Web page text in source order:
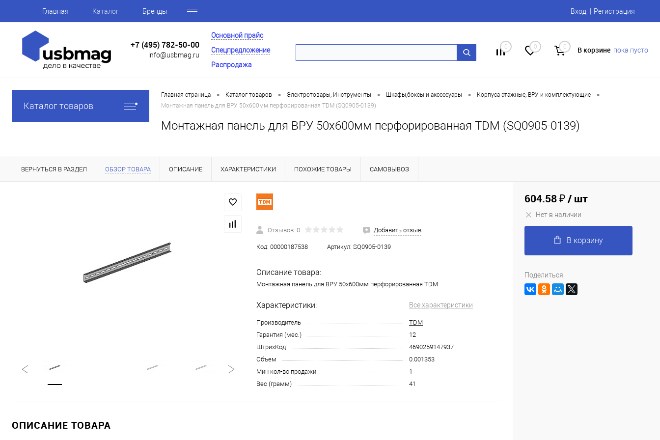
Главная Каталог Бренды Вход Регистрация
+7 (495) 782-50-00
info@usbmag.ru
Основной прайс
Спецпредложение
Распродажа
0 0 0 В корзине пока пусто
Каталог товаров
Главная страница • Каталог товаров • Электротовары, Инструменты • Шкафы,боксы и акссесуары • Корпуса этажные, ВРУ и комплектующие •
Монтажная панель для ВРУ 50х600мм перфорированная TDM (SQ0905-0139)
Монтажная панель для ВРУ 50х600мм перфорированная TDM (SQ0905-0139)
ВЕРНУТЬСЯ В РАЗДЕЛ ОБЗОР ТОВАРА ОПИСАНИЕ ХАРАКТЕРИСТИКИ ПОХОЖИЕ ТОВАРЫ САМОВЫВОЗ
Отзывов: 0 Добавить отзыв
Код: 00000187538 Артикул: SQ0905-0139
Описание товара:
Монтажная панель для ВРУ 50х600мм перфорированная TDM
Характеристики: Все характеристики
Производитель
TDM
Гарантия (мес.)
12
ШтрихКод
4690259147937
Объем
0.001353
Мин кол-во продажи
1
Вес (грамм)
41
ОПИСАНИЕ ТОВАРА
604.58 ₽/ шт
Нет в наличии
В корзину
Поделиться